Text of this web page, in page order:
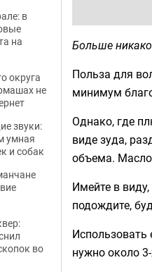
Больше
Польза для
минимум
Однако, где
виде зуда,
объема.
Имейте в
подождите,
Использовать
нужно около
в
на
округа
не
звуки:
умная
и собак
во